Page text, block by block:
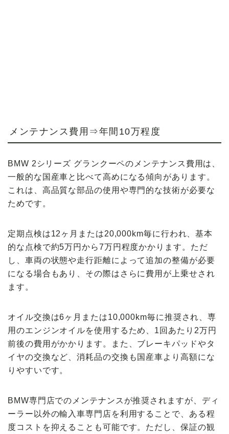
メンテナンス費用⇒年間10万程度
BMW 2シリーズ グランクーペのメンテナンス費用は、
一般的な国産車と比べて高めになる傾向があります。
これは、高品質な部品の使用や専門的な技術が必要な
ためです。
定期点検は12ヶ月または20,000km毎に行われ、基本
的な点検で約5万円から7万円程度かかります。ただ
し、車両の状態や走行距離によって追加の整備が必要
になる場合もあり、その際はさらに費用が上乗せされ
ます。
オイル交換は6ヶ月または10,000km毎に推奨され、専
用のエンジンオイルを使用するため、1回あたり2万円
前後の費用がかかります。また、ブレーキパッドやタ
イヤの交換など、消耗品の交換も国産車より高額にな
りやすいです。
BMW専門店でのメンテナンスが推奨されますが、ディ
ーラー以外の輸入車専門店を利用することで、ある程
度コストを抑えることも可能です。ただし、保証の観